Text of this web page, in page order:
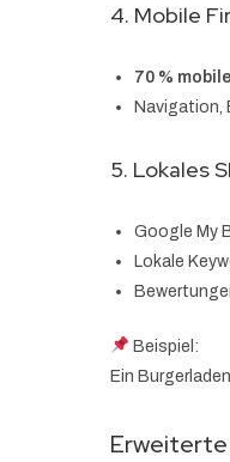
4. Mobile
70 %
Navigation,
5. Lokales
Google My
Lokale
Beispiel:
Ein